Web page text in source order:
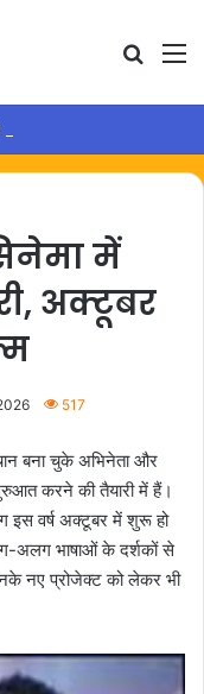
में
अक्टूबर
517
बना चुके अभिनेता और
करने की तैयारी में हैं।
इस वर्ष अक्टूबर में शुरू हो
अलग भाषाओं के दर्शकों से
नए प्रोजेक्ट को लेकर भी